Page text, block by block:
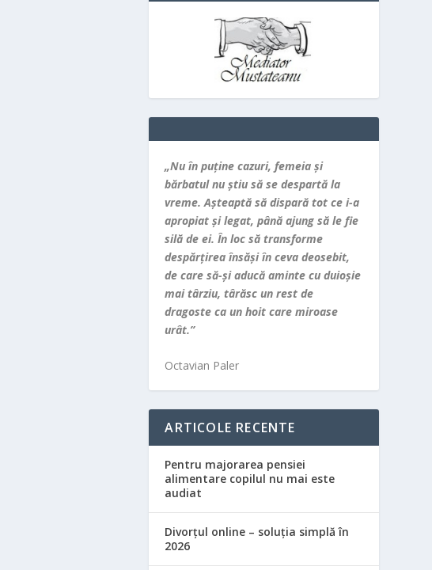
„Nu în puţine cazuri, femeia şi
bărbatul nu ştiu să se despartă la
vreme. Aşteaptă să dispară tot ce i-a
apropiat şi legat, până ajung să le fie
silă de ei. În loc să transforme
despărţirea însăşi în ceva deosebit,
de care să-şi aducă aminte cu duioşie
mai târziu, târăsc un rest de
dragoste ca un hoit care miroase
urât.”
Octavian Paler
ARTICOLE RECENTE
Pentru majorarea pensiei
alimentare copilul nu mai este
audiat
Divorțul online – soluția simplă în
2026